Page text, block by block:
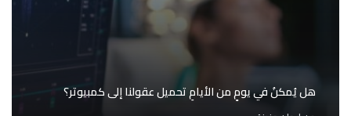
هل يُمكنُ في يومٍ من الأيامِ تحميل عقولنا إلى كمبيوتر؟